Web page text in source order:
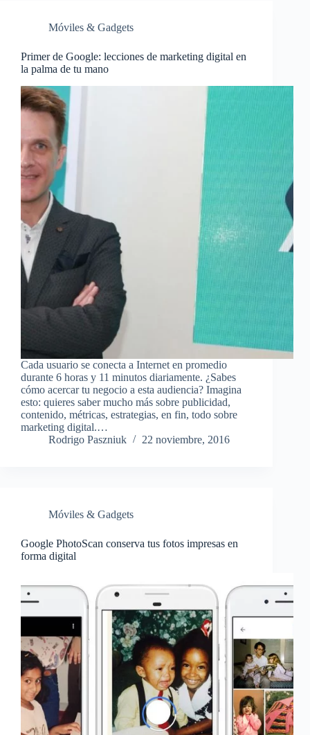
Móviles & Gadgets
Primer de Google: lecciones de marketing digital en
la palma de tu mano
Cada usuario se conecta a Internet en promedio
durante 6 horas y 11 minutos diariamente. ¿Sabes
cómo acercar tu negocio a esta audiencia? Imagina
esto: quieres saber mucho más sobre publicidad,
contenido, métricas, estrategias, en fin, todo sobre
marketing digital.…
Rodrigo Paszniuk
22 noviembre, 2016
Móviles & Gadgets
Google PhotoScan conserva tus fotos impresas en
forma digital